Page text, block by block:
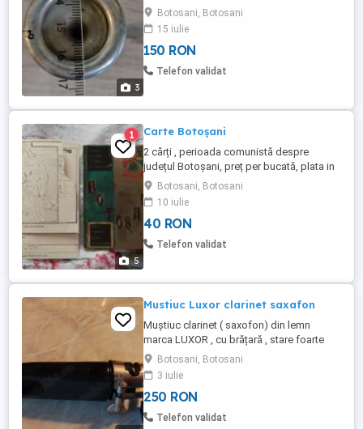
3
poșta Plata in cont brd
Botosani, Botosani
15 iulie
150 RON
Telefon validat
5
1 Carte Botoșani
2 cărți , perioada comunistă despre
județul Botoșani, preț per bucată, plata in
cont BRD, plus poșta
Botosani, Botosani
10 iulie
40 RON
Telefon validat
Mustiuc Luxor clarinet saxafon
Muștiuc clarinet ( saxofon) din lemn
marca LUXOR , cu brățară , stare foarte
bună, 250 lei Plus poșta Plata in cont BRD
Botosani, Botosani
3 iulie
250 RON
Telefon validat